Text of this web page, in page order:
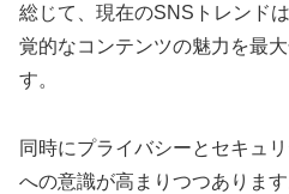
総じて、現在のSNSトレンド
覚的なコンテンツの魅力を最
す。
同時にプライバシーとセキュ
への意識が高まりつつあります